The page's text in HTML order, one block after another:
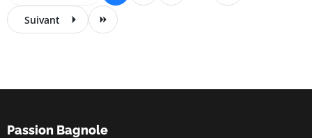
Suivant
Passion Bagnole